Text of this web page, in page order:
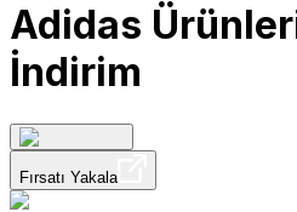
Adidas
İndirim
Fırsatı Yakala